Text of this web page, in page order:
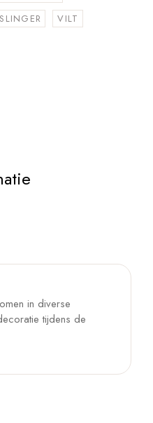
SLINGER VILT
in diverse
tijdens de